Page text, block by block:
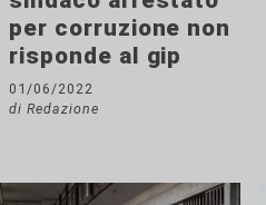
per corruzione non
risponde al gip
01/06/2022
di Redazione